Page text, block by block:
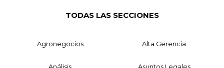
TODAS LAS SECCIONES
Agronegocios Alta Gerencia
Análisis Asuntos Legales